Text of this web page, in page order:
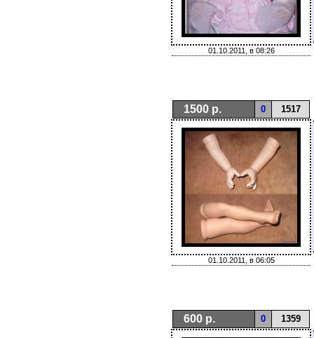
01.10.2011, в 08:26
1500 р. 0 1517
01.10.2011, в 06:05
600 р. 0 1359